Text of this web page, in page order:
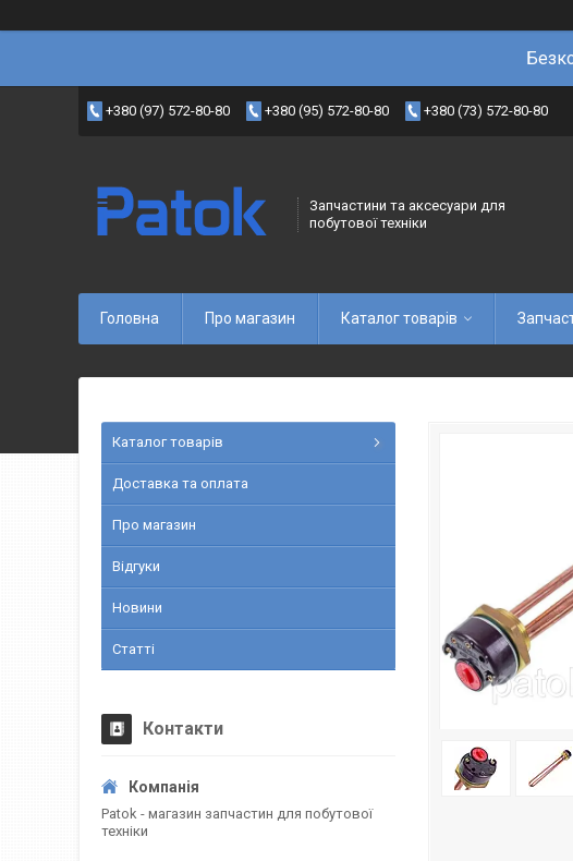
+380 (97) 572-80-80 +380 (95) 572-80-80 +380 (73) 572-80-80
Запчастини та аксесуари для
побутової техніки
Головна Про магазин Каталог товарів
Каталог товарів
Доставка та оплата
Про магазин
Відгуки
Новини
Статті
Контакти
Patok - магазин запчастин для побутової
техніки